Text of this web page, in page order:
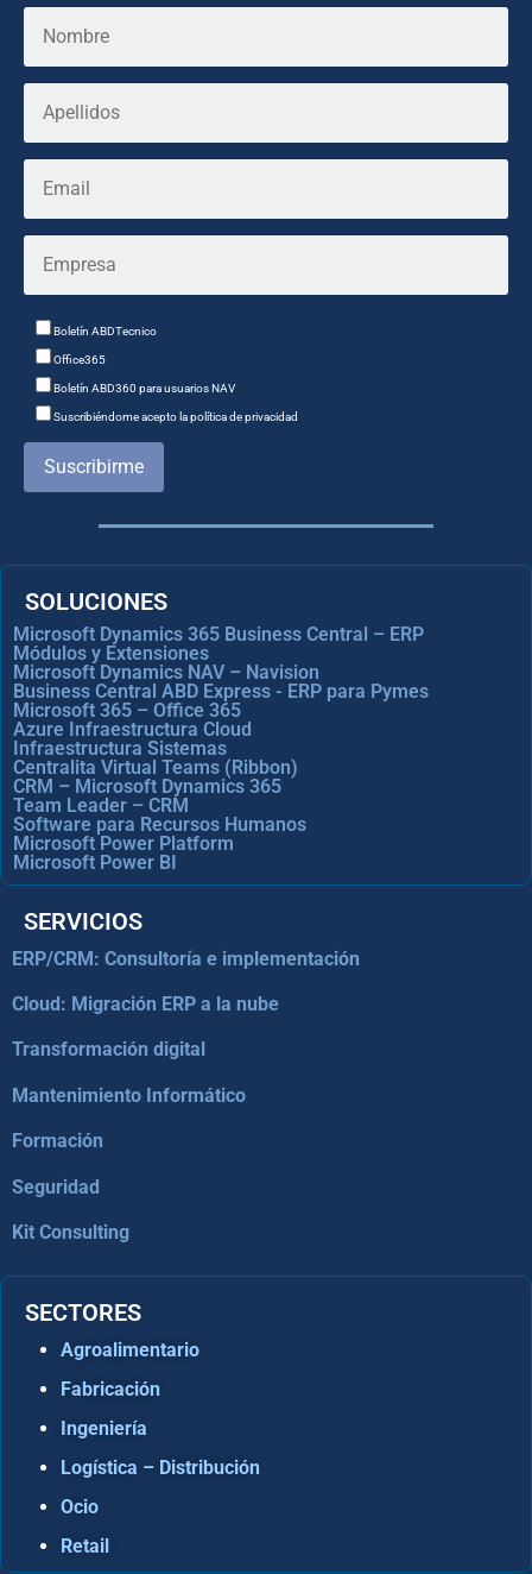
Boletín ABDTecnico
Office365
Boletín ABD360 para usuarios NAV
Suscribiéndome acepto la política de privacidad
Suscribirme
SOLUCIONES
Microsoft Dynamics 365 Business Central – ERP
Módulos y Extensiones
Microsoft Dynamics NAV – Navision
Business Central ABD Express - ERP para Pymes
Microsoft 365 – Office 365
Azure Infraestructura Cloud
Infraestructura Sistemas
Centralita Virtual Teams (Ribbon)
CRM – Microsoft Dynamics 365
Team Leader – CRM
Software para Recursos Humanos
Microsoft Power Platform
Microsoft Power BI
SERVICIOS
ERP/CRM: Consultoría e implementación
Cloud: Migración ERP a la nube
Transformación digital
Mantenimiento Informático
Formación
Seguridad
Kit Consulting
SECTORES
Agroalimentario
Fabricación
Ingeniería
Logística – Distribución
Ocio
Retail